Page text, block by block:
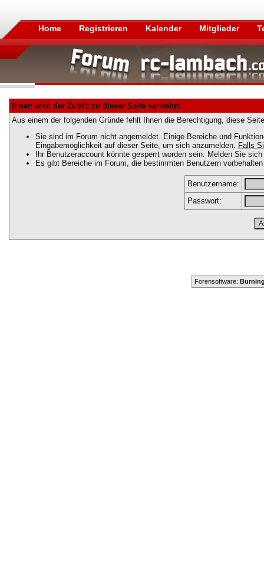
Home Registrieren Kalender Mitglieder
Ihnen wird der Zutritt zu dieser Seite verwehrt.
Aus einem der folgenden Gründe fehlt Ihnen die Berechtigung, diese
Sie sind im Forum nicht angemeldet. Einige Bereiche und
Eingabemöglichkeit auf dieser Seite, um sich anzumelden. Falls
Ihr Benutzeraccount könnte gesperrt worden sein. Melden Sie
Es gibt Bereiche im Forum, die bestimmten Benutzern
Benutzername:
Passwort:
Forensoftware: